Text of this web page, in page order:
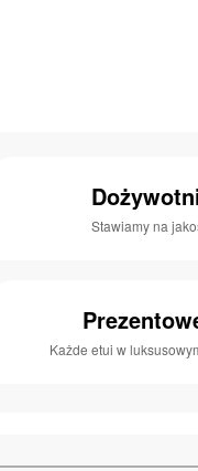
Stawiamy na
Każde etui w